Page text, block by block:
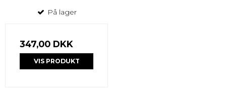
På lager
347,00 DKK
VIS PRODUKT